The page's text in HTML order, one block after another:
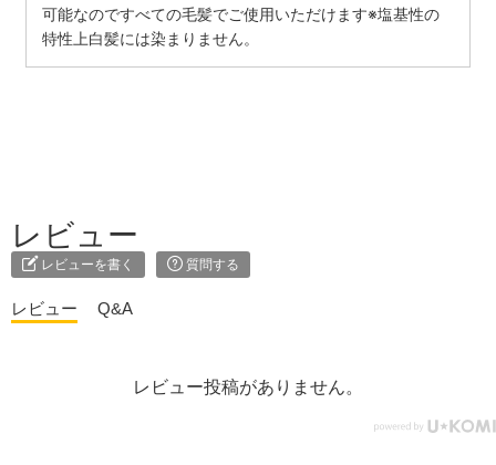
可能なのですべての毛髪でご使用いただけます※塩基性の
特性上白髪には染まりません。
レビュー
レビューを書く 質問する
レビュー Q&A
レビュー投稿がありません。